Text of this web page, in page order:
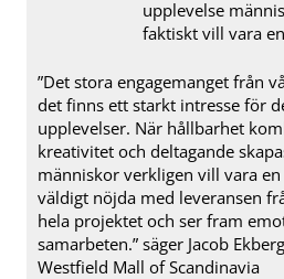
”Det stora engagemanget från
det finns ett starkt intresse för
upplevelser. När hållbarhet
kreativitet och deltagande
människor verkligen vill vara
väldigt nöjda med leveransen
hela projektet och ser fram
samarbeten.” säger Jacob
Westfield Mall of Scandinavia